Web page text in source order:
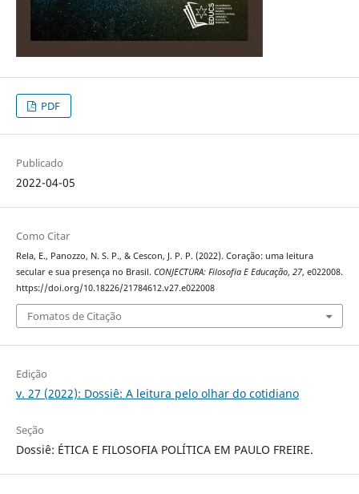
PDF
Publicado
2022-04-05
Como Citar
Rela, E., Panozzo, N. S. P., & Cescon, J. P. P. (2022). Coração: uma leitura
secular e sua presença no Brasil. CONJECTURA: Filosofia E Educação, 27, e022008.
https://doi.org/10.18226/21784612.v27.e022008
Fomatos de Citação
Edição
v. 27 (2022): Dossiê: A leitura pelo olhar do cotidiano
Seção
Dossiê: ÉTICA E FILOSOFIA POLÍTICA EM PAULO FREIRE.